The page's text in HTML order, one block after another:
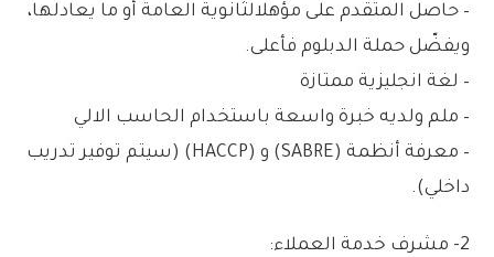
– حاصل المتقدم على مؤهلالثانوية العامة أو ما يعادلها،
ويفضّل حملة الدبلوم فأعلى.
– لغة انجليزية ممتازة
– ملم ولديه خبرة واسعة باستخدام الحاسب الالي
– معرفة أنظمة (SABRE) و (HACCP) (سيتم توفير تدريب
داخلي).
2- مشرف خدمة العملاء: